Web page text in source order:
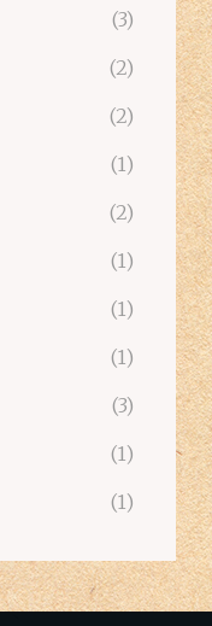
(3)
(2)
(2)
(1)
(2)
(1)
(1)
(1)
(3)
(1)
(1)